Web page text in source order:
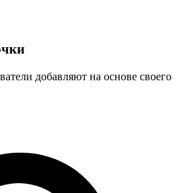
добавляют на основе своего